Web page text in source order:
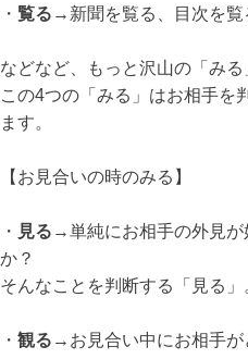
・ 覧る →新聞を覧る、目次を覧
などなど、もっと沢山の「みる
この4つの「みる」はお相手を
ます。
【お見合いの時のみる】
・ 見る →単純にお相手の外見が
か？
そんなことを判断する「見る」
・ 観る →お見合い中にお相手が